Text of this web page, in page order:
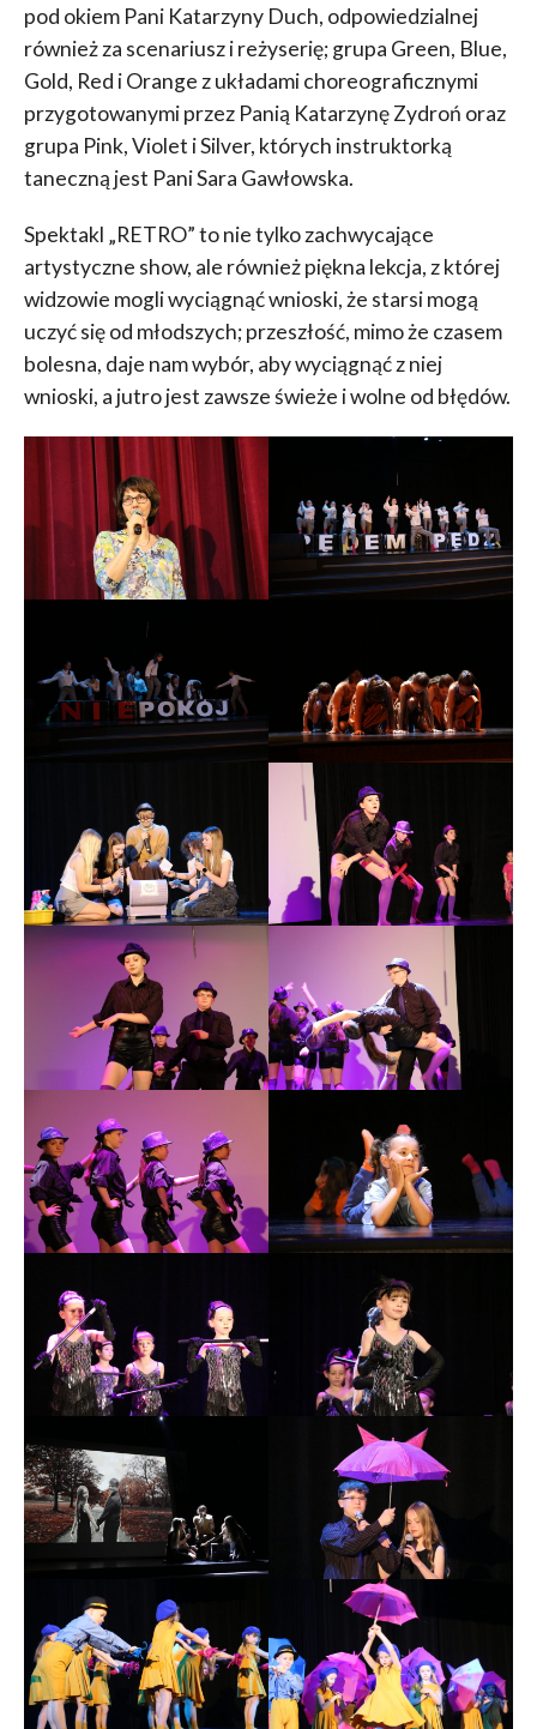
pod okiem Pani Katarzyny Duch, odpowiedzialnej
również za scenariusz i reżyserię; grupa Green, Blue,
Gold, Red i Orange z układami choreograficznymi
przygotowanymi przez Panią Katarzynę Zydroń oraz
grupa Pink, Violet i Silver, których instruktorką
taneczną jest Pani Sara Gawłowska.
Spektakl „RETRO” to nie tylko zachwycające
artystyczne show, ale również piękna lekcja, z której
widzowie mogli wyciągnąć wnioski, że starsi mogą
uczyć się od młodszych; przeszłość, mimo że czasem
bolesna, daje nam wybór, aby wyciągnąć z niej
wnioski, a jutro jest zawsze świeże i wolne od błędów.